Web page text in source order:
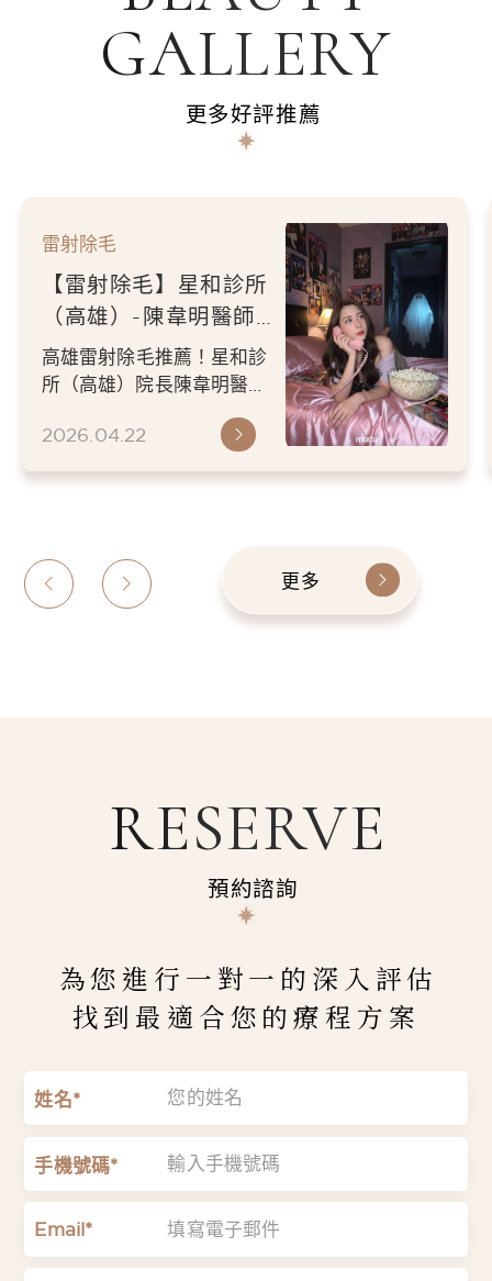
GALLERY
更多好評推薦
雷射除毛
【雷射除毛】星和診所
（高雄）-陳韋明醫師-
每個月固定版路回娘家
看帥醫師-通靈少女-顏
高雄雷射除毛推薦！星和診
所（高雄）院長陳韋明醫師
期提供精準舒適的雷射除毛
2026.04.22
更多
RESERVE
預約諮詢
為您進行一對一的深入評估
找到最適合您的療程方案
姓名*
手機號碼*
Email*